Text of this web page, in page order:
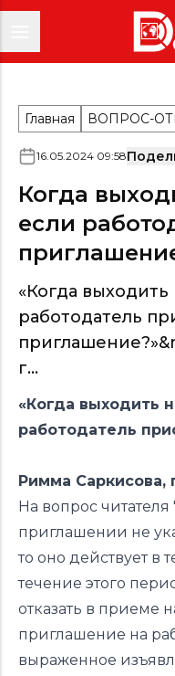
Главная ВОПРОС-
16.05.2024 09:58
Когда
если
«Когда выходить
работодатель
г...
«Когда выходить
работодатель
Римма Саркисова,
На вопрос
приглашении не
то оно действует в
течение этого
отказать в приеме
приглашение на
выраженное